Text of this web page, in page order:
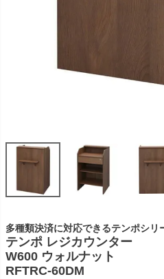
多種類決済に対応できるテンポシ
テンポ レジカウンター
W600 ウォルナット
RFTRC-60DM